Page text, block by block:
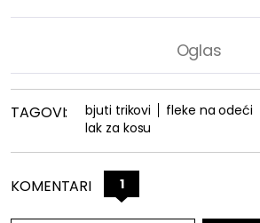
TAGOVI: bjuti trikovi fleke na odeći
lak za kosu
KOMENTARI 1